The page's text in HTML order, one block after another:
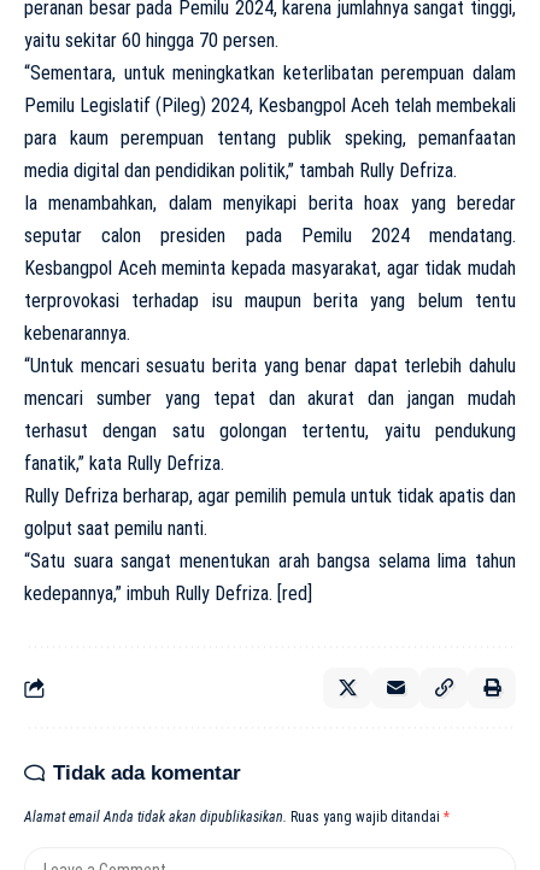
peranan besar pada Pemilu 2024, karena jumlahnya sangat tinggi,
yaitu sekitar 60 hingga 70 persen.
“Sementara, untuk meningkatkan keterlibatan perempuan dalam
Pemilu Legislatif (Pileg) 2024, Kesbangpol Aceh telah membekali
para kaum perempuan tentang publik speking, pemanfaatan
media digital dan pendidikan politik,” tambah Rully Defriza.
Ia menambahkan, dalam menyikapi berita hoax yang beredar
seputar calon presiden pada Pemilu 2024 mendatang.
Kesbangpol Aceh meminta kepada masyarakat, agar tidak mudah
terprovokasi terhadap isu maupun berita yang belum tentu
kebenarannya.
“Untuk mencari sesuatu berita yang benar dapat terlebih dahulu
mencari sumber yang tepat dan akurat dan jangan mudah
terhasut dengan satu golongan tertentu, yaitu pendukung
fanatik,” kata Rully Defriza.
Rully Defriza berharap, agar pemilih pemula untuk tidak apatis dan
golput saat pemilu nanti.
“Satu suara sangat menentukan arah bangsa selama lima tahun
kedepannya,” imbuh Rully Defriza. [red]
Tidak ada komentar
Alamat email Anda tidak akan dipublikasikan. Ruas yang wajib ditandai *